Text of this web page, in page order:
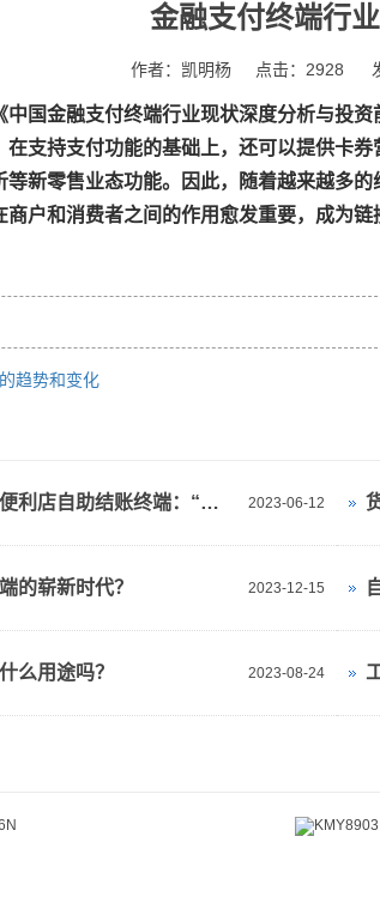
金融支付终端行
作者：凯明杨 点击：2928
中国金融支付终端行业现状深度分析与投
在支持支付功能的基础上，还可以提供卡
新零售业态功能。因此，随着越来越多
户和消费者之间的作用愈发重要，成为链
趋势和变化
2023-06-12
在微小型零售场景的便利店自助结账终端：“小机身有大力量”
2023-12-15
的崭新时代？
2023-08-24
么用途吗？